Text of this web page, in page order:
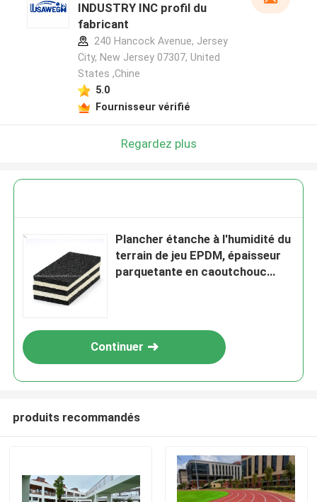
INDUSTRY INC profil du
fabricant
240 Hancock Avenue, Jersey
City, New Jersey 07307, United
States ,Chine
5.0
Fournisseur vérifié
Regardez plus
Plancher étanche à l'humidité du
terrain de jeu EPDM, épaisseur
parquetante en caoutchouc
Continuer
produits recommandés